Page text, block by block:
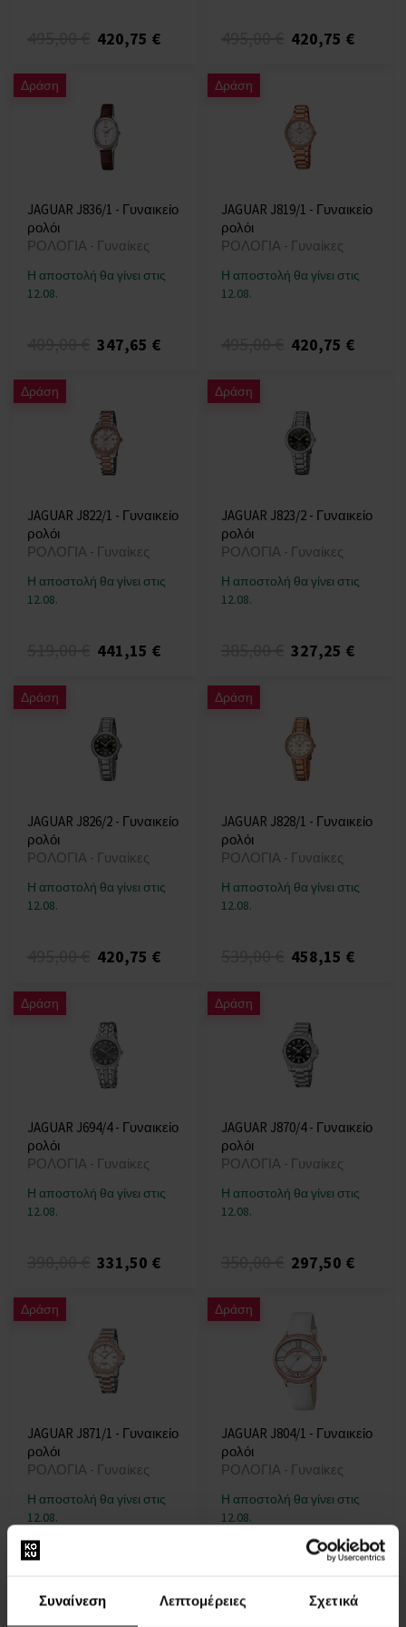
Συναίνεση Λεπτομέρειες Σχετικά
420,75 € 420,75 €
Δράση
JAGUAR J836/1 - Γυναικείο
ρολόι
ΡΟΛΟΓΙΑ - Γυναίκες
Η αποστολή θα γίνει στις
12.08.
347,65 €
Δράση
JAGUAR J819/1 - Γυναικείο
ρολόι
ΡΟΛΟΓΙΑ - Γυναίκες
Η αποστολή θα γίνει στις
12.08.
420,75 €
Δράση
JAGUAR J822/1 - Γυναικείο
ρολόι
ΡΟΛΟΓΙΑ - Γυναίκες
Η αποστολή θα γίνει στις
12.08.
441,15 €
Δράση
JAGUAR J823/2 - Γυναικείο
ρολόι
ΡΟΛΟΓΙΑ - Γυναίκες
Η αποστολή θα γίνει στις
12.08.
327,25 €
Δράση
JAGUAR J826/2 - Γυναικείο
ρολόι
ΡΟΛΟΓΙΑ - Γυναίκες
Η αποστολή θα γίνει στις
12.08.
420,75 €
Δράση
JAGUAR J828/1 - Γυναικείο
ρολόι
ΡΟΛΟΓΙΑ - Γυναίκες
Η αποστολή θα γίνει στις
12.08.
458,15 €
Δράση
JAGUAR J694/4 - Γυναικείο
ρολόι
ΡΟΛΟΓΙΑ - Γυναίκες
Η αποστολή θα γίνει στις
12.08.
331,50 €
Δράση
JAGUAR J870/4 - Γυναικείο
ρολόι
ΡΟΛΟΓΙΑ - Γυναίκες
Η αποστολή θα γίνει στις
12.08.
297,50 €
Δράση
JAGUAR J871/1 - Γυναικείο
ρολόι
ΡΟΛΟΓΙΑ - Γυναίκες
Η αποστολή θα γίνει στις
12.08.
390,00 €
Δράση
JAGUAR J804/1 - Γυναικείο
ρολόι
ΡΟΛΟΓΙΑ - Γυναίκες
Η αποστολή θα γίνει στις
12.08.
318,75 €